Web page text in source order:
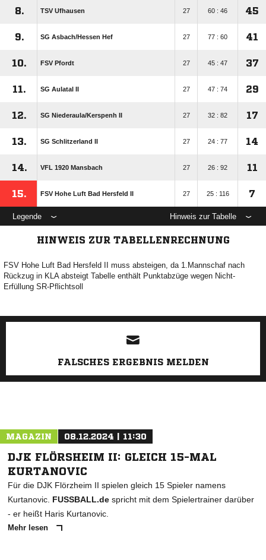
8. TSV Ufhausen 27 60 : 46 45
9. SG Asbach/​Hessen Hef 27 77 : 60 41
10. FSV Pfordt 27 45 : 47 37
11. SG Aulatal II 27 47 : 74 29
12. SG Niederaula/​Kerspenh II 27 32 : 82 17
13. SG Schlitzerland II 27 24 : 77 14
14. VFL 1920 Mansbach 27 26 : 92 11
15. FSV Hohe Luft Bad Hersfeld II 27 25 : 116 7
Legende Hinweis zur Tabelle
HINWEIS ZUR TABELLENRECHNUNG
FSV Hohe Luft Bad Hersfeld II muss absteigen, da 1.Mannschaf nach
Rückzug in KLA absteigt Tabelle enthält Punktabzüge wegen Nicht-
Erfüllung SR-Pflichtsoll
ANZEIGE
FALSCHES ERGEBNIS MELDEN
MAGAZIN 08.12.2024 | 11:30
DJK FLÖRSHEIM II: GLEICH 15-MAL
KURTANOVIC
Für die DJK Flörzheim II spielen gleich 15 Spieler namens
Kurtanovic. FUSSBALL.de spricht mit dem Spielertrainer darüber
- er heißt Haris Kurtanovic.
Mehr lesen